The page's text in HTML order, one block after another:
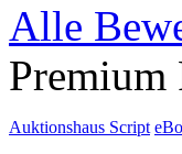
Alle
Premium
Auktionshaus Script